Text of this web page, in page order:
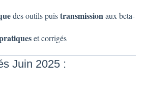
des outils puistransmissionaux beta-
et corrigés
Juin 2025 :